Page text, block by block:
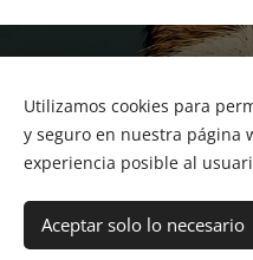
Utilizamos cookies para
y seguro en nuestra página
experiencia posible al
Aceptar solo lo necesario